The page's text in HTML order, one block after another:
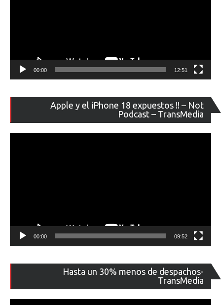
00:00 12:51
Apple y el iPhone 18 expuestos !! – Not
Podcast – TransMedia
de
00:00 09:52
Hasta un 30% menos de despachos-
TransMedia
de